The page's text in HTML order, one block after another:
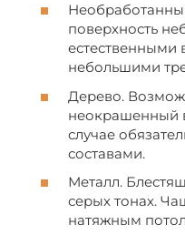
поверхность
небольшими
Дерево.
неокрашенный
случае
составами.
Металл.
серых тонах.
натяжным